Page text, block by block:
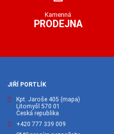
Kamenná
PRODEJNA
JIŘÍ PORTLÍK
Kpt. Jaroše 405 (mapa)
Litomyšl 570 01
Česká republika
+420 777 339 009